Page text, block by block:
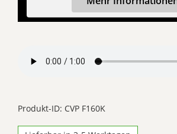
Powered by
Usercentrics Consent
Produkt-ID: CVP F160K